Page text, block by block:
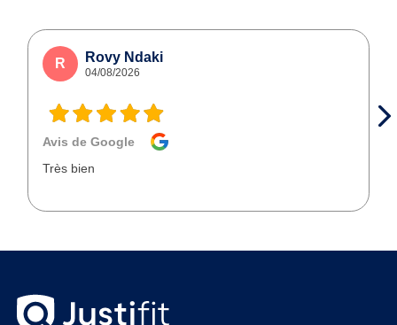
R Rovy Ndaki
04/08/2026
Avis de Google
Très bien